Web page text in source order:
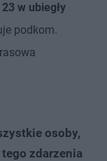
w ubiegły
podkom.
osoby,
zdarzenia